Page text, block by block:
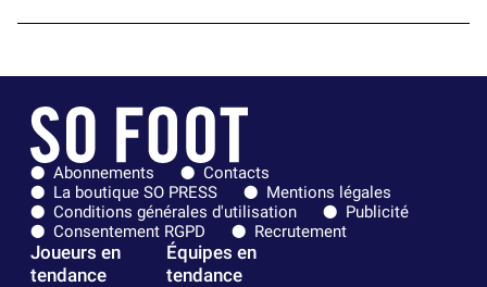
Abonnements
Contacts
La boutique SO PRESS
Mentions légales
Conditions générales d'utilisation
Publicité
Consentement RGPD
Recrutement
Joueurs en
tendance
Équipes en
tendance